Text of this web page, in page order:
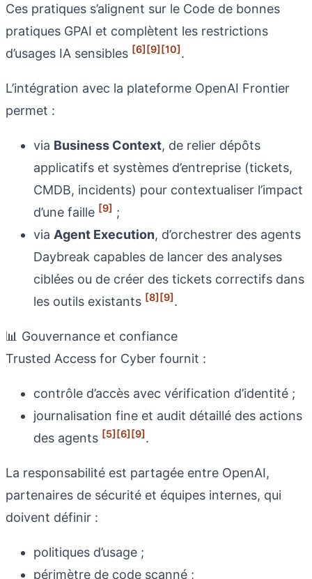
Ces pratiques s’alignent sur le Code de bonnes
pratiques GPAI et complètent les restrictions
d’usages IA sensibles [6][9][10].
L’intégration avec la plateforme OpenAI Frontier
permet :
via Business Context, de relier dépôts
applicatifs et systèmes d’entreprise (tickets,
CMDB, incidents) pour contextualiser l’impact
d’une faille [9] ;
via Agent Execution, d’orchestrer des agents
Daybreak capables de lancer des analyses
ciblées ou de créer des tickets correctifs dans
les outils existants [8][9].
📊 Gouvernance et confiance
Trusted Access for Cyber fournit :
contrôle d’accès avec vérification d’identité ;
journalisation fine et audit détaillé des actions
des agents [5][6][9].
La responsabilité est partagée entre OpenAI,
partenaires de sécurité et équipes internes, qui
doivent définir :
politiques d’usage ;
périmètre de code scanné ;